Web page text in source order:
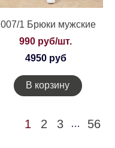
007/1 Брюки мужские
990 руб/шт.
4950 руб
В корзину
1 2 3 … 56